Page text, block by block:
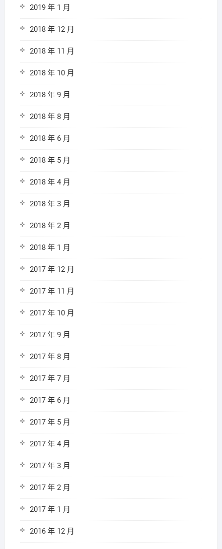
2019 年 1 月
2018 年 12 月
2018 年 11 月
2018 年 10 月
2018 年 9 月
2018 年 8 月
2018 年 6 月
2018 年 5 月
2018 年 4 月
2018 年 3 月
2018 年 2 月
2018 年 1 月
2017 年 12 月
2017 年 11 月
2017 年 10 月
2017 年 9 月
2017 年 8 月
2017 年 7 月
2017 年 6 月
2017 年 5 月
2017 年 4 月
2017 年 3 月
2017 年 2 月
2017 年 1 月
2016 年 12 月